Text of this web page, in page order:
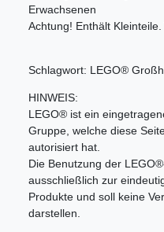
Erwachsenen
Achtung! Enthält
Schlagwort: LEGO®
HINWEIS:
LEGO® ist ein
Gruppe, welche diese
autorisiert hat.
Die Benutzung der
ausschließlich zur
Produkte und soll keine
darstellen.